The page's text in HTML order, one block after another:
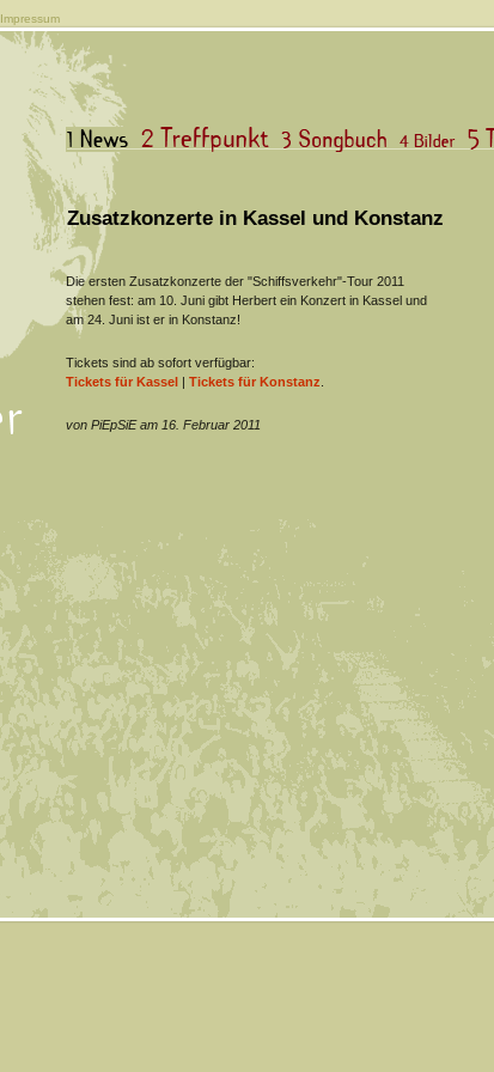
Impressum
Zusatzkonzerte in Kassel und Konstanz
Die ersten Zusatzkonzerte der "Schiffsverkehr"-Tour 2011
stehen fest: am 10. Juni gibt Herbert ein Konzert in Kassel und
am 24. Juni ist er in Konstanz!
Tickets sind ab sofort verfügbar:
Tickets für Kassel| Tickets für Konstanz
von PiEpSiE am 16. Februar 2011